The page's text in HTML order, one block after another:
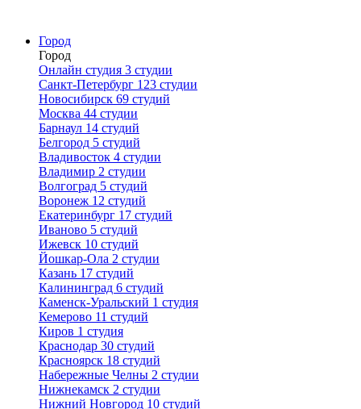
Город
Город
Онлайн студия 3 студии
Санкт-Петербург 123 студии
Новосибирск 69 студий
Москва 44 студии
Барнаул 14 студий
Белгород 5 студий
Владивосток 4 студии
Владимир 2 студии
Волгоград 5 студий
Воронеж 12 студий
Екатеринбург 17 студий
Иваново 5 студий
Ижевск 10 студий
Йошкар-Ола 2 студии
Казань 17 студий
Калининград 6 студий
Каменск-Уральский 1 студия
Кемерово 11 студий
Киров 1 студия
Краснодар 30 студий
Красноярск 18 студий
Набережные Челны 2 студии
Нижнекамск 2 студии
Нижний Новгород 10 студий